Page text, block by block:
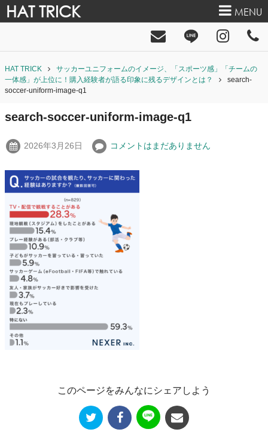
HAT TRICK MENU
HAT TRICK
サッカーユニフォームのイメージ、「スポーツ感」「チームの
一体感」が上位に！購入経験者が語る印象に残るデザインとは？
search-
soccer-uniform-image-q1
search-soccer-uniform-image-q1
2026年3月26日 コメントはまだありません
このページをみんなにシェアしよう